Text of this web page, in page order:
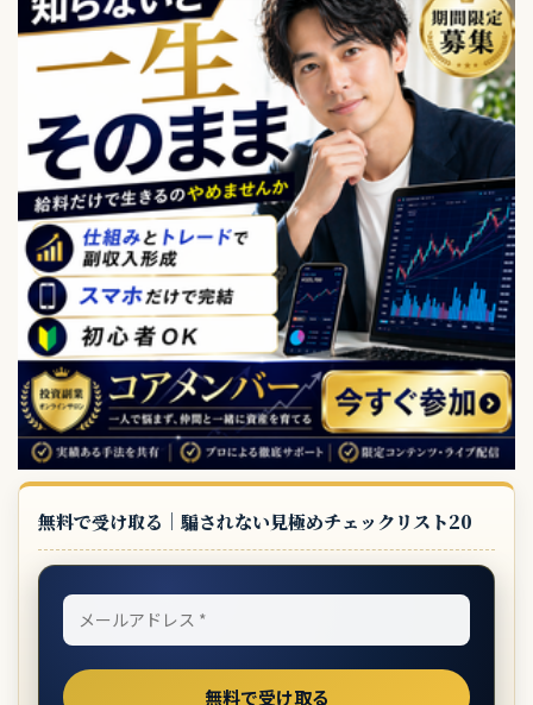
無料で受け取る｜騙されない見極めチェックリスト20